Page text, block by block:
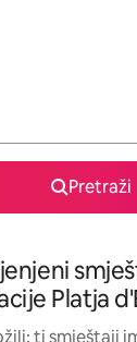
Pretraži
Platja
ti smještaji